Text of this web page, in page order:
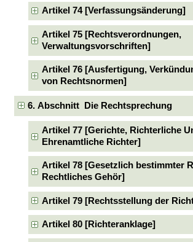
Artikel 74 [Verfassungsänderung]
Artikel 75 [Rechtsverordnungen,
Verwaltungsvorschriften]
Artikel 76 [Ausfertigung,
von Rechtsnormen]
6. Abschnitt Die Rechtsprechung
Artikel 77 [Gerichte, Richterliche
Ehrenamtliche Richter]
Artikel 78 [Gesetzlich bestimmter
Rechtliches Gehör]
Artikel 79 [Rechtsstellung der
Artikel 80 [Richteranklage]